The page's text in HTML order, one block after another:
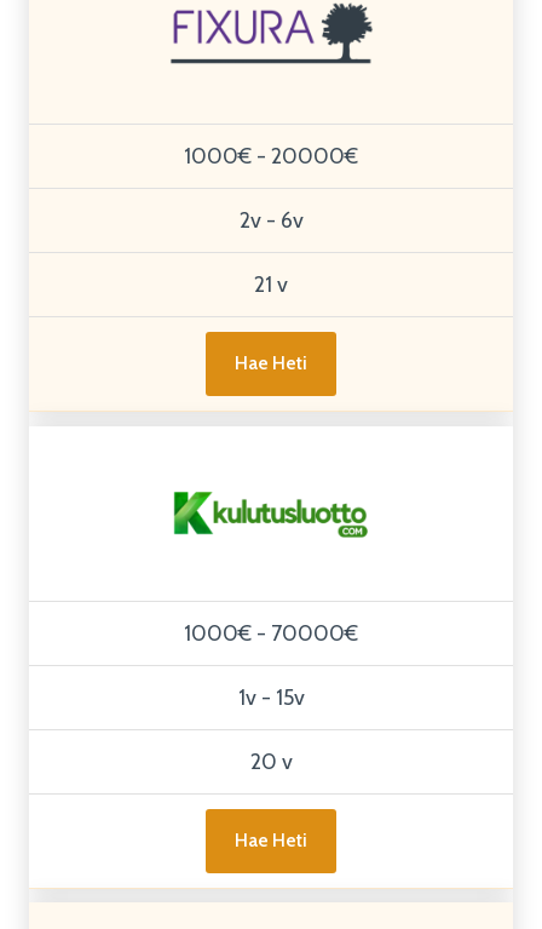
1000€ - 20000€
2v - 6v
21 v
Hae Heti
1000€ - 70000€
1v - 15v
20 v
Hae Heti